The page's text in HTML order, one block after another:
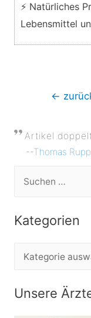
⚡ Natürliches
Lebensmittel
←
Artikel
--Thomas
Kategorien
tUnsere